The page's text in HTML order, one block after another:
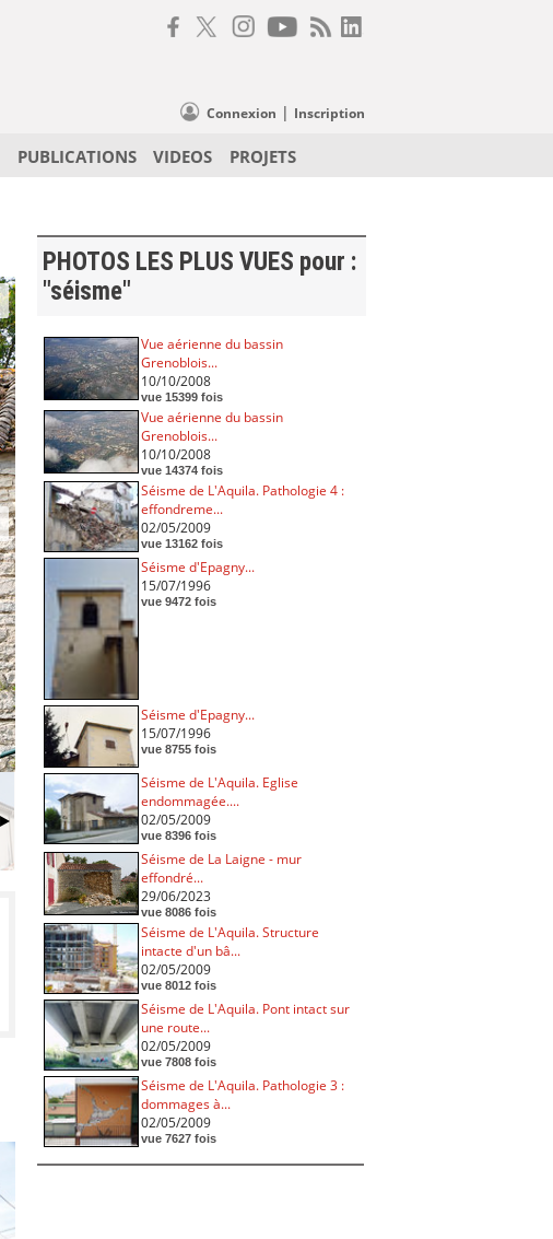
Connexion | Inscription
PUBLICATIONS VIDEOS PROJETS
PHOTOS LES PLUS VUES pour :
"séisme"
Vue aérienne du bassin
Grenoblois...
10/10/2008
vue 15399 fois
Vue aérienne du bassin
Grenoblois...
10/10/2008
vue 14374 fois
Séisme de L'Aquila. Pathologie 4 :
effondreme...
02/05/2009
vue 13162 fois
Séisme d'Epagny...
15/07/1996
vue 9472 fois
Séisme d'Epagny...
15/07/1996
vue 8755 fois
Séisme de L'Aquila. Eglise
endommagée....
02/05/2009
vue 8396 fois
Séisme de La Laigne - mur
effondré...
29/06/2023
vue 8086 fois
Séisme de L'Aquila. Structure
intacte d'un bâ...
02/05/2009
vue 8012 fois
Séisme de L'Aquila. Pont intact sur
une route...
02/05/2009
vue 7808 fois
Séisme de L'Aquila. Pathologie 3 :
dommages à...
02/05/2009
vue 7627 fois